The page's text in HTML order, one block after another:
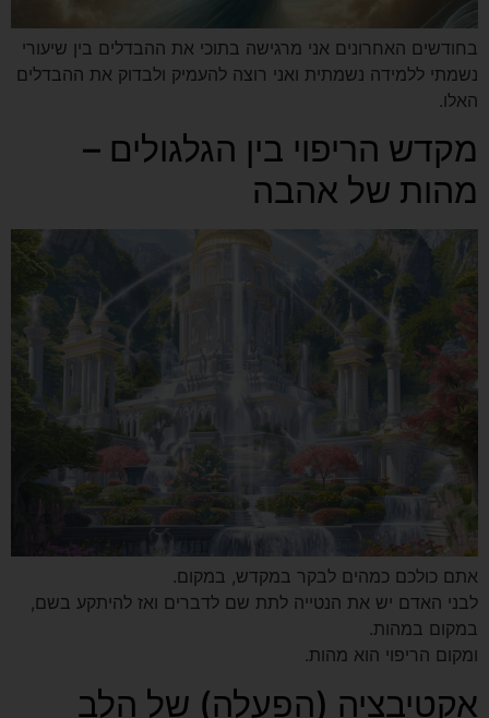
בחודשים האחרונים אני מרגישה בתוכי את ההבדלים בין שיעורי
נשמתי ללמידה נשמתית ואני רוצה להעמיק ולבדוק את ההבדלים
האלו.
מקדש הריפוי בין הגלגולים –
מהות של אהבה
אתם כולכם כמהים לבקר במקדש, במקום.
לבני האדם יש את הנטייה לתת שם לדברים ואז להיתקע בשם,
במקום במהות.
ומקום הריפוי הוא מהות.
אקטיבציה (הפעלה) של הלב